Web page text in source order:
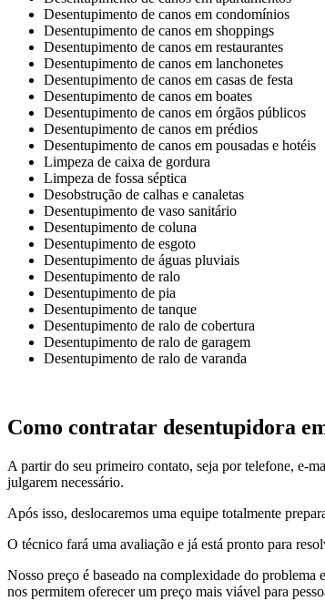
Desentupimento de canos em condomínios
Desentupimento de canos em shoppings
Desentupimento de canos em restaurantes
Desentupimento de canos em lanchonetes
Desentupimento de canos em casas de festa
Desentupimento de canos em boates
Desentupimento de canos em órgãos públicos
Desentupimento de canos em prédios
Desentupimento de canos em pousadas e hotéis
Limpeza de caixa de gordura
Limpeza de fossa séptica
Desobstrução de calhas e canaletas
Desentupimento de vaso sanitário
Desentupimento de coluna
Desentupimento de esgoto
Desentupimento de águas pluviais
Desentupimento de ralo
Desentupimento de pia
Desentupimento de tanque
Desentupimento de ralo de cobertura
Desentupimento de ralo de garagem
Desentupimento de ralo de varanda
Como contratar desentupidora
A partir do seu primeiro contato, seja por telefone, e-
julgarem necessário.
Após isso, deslocaremos uma equipe totalmente
O técnico fará uma avaliação e já está pronto para
Nosso preço é baseado na complexidade do problema
nos permitem oferecer um preço mais viável para